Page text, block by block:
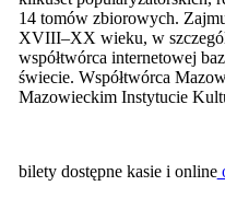
14 tomów zbiorowych.
XVIII–XX wieku, w
współtwórca internetowej
świecie. Współtwórca
Mazowieckim Instytucie
bilety dostępne kasie i online